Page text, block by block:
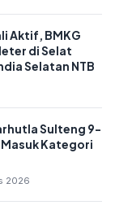
Aktif, BMKG
di Selat
Selatan NTB
Sulteng 9-
Kategori
2026